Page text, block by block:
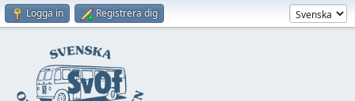
Logga in Registrera dig